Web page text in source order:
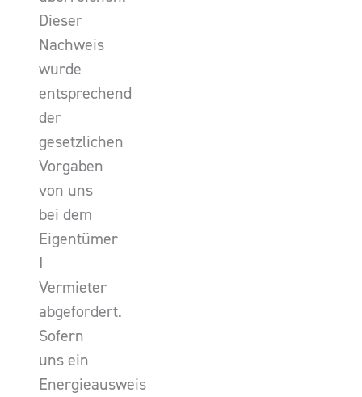
Dieser
Nachweis
wurde
entsprechend
der
gesetzlichen
Vorgaben
von uns
bei dem
Eigentümer
I
Vermieter
abgefordert.
Sofern
uns ein
Energieausweis